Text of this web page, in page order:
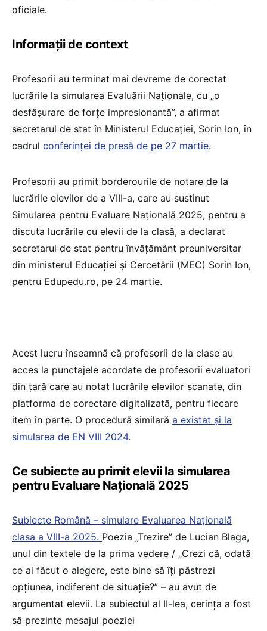
oficiale.
Informații de context
Profesorii au terminat mai devreme de corectat
lucrările la simularea Evaluării Naționale, cu „o
desfășurare de forțe impresionantă”, a afirmat
secretarul de stat în Ministerul Educației, Sorin Ion, în
cadrul conferinței de presă de pe 27 martie.
Profesorii au primit borderourile de notare de la
lucrările elevilor de a VIII-a, care au sustinut
Simularea pentru Evaluare Națională 2025, pentru a
discuta lucrările cu elevii de la clasă, a declarat
secretarul de stat pentru învățământ preuniversitar
din ministerul Educației și Cercetării (MEC) Sorin Ion,
pentru Edupedu.ro, pe 24 martie.
Acest lucru înseamnă că profesorii de la clase au
acces la punctajele acordate de profesorii evaluatori
din țară care au notat lucrările elevilor scanate, din
platforma de corectare digitalizată, pentru fiecare
item în parte. O procedură similară a existat și la
simularea de EN VIII 2024.
Ce subiecte au primit elevii la simularea
pentru Evaluare Națională 2025
Subiecte Română – simulare Evaluarea Națională
clasa a VIII-a 2025. Poezia „Trezire” de Lucian Blaga,
unul din textele de la prima vedere / „Crezi că, odată
ce ai făcut o alegere, este bine să îți păstrezi
opțiunea, indiferent de situație?” – au avut de
argumentat elevii. La subiectul al II-lea, cerința a fost
să prezinte mesajul poeziei